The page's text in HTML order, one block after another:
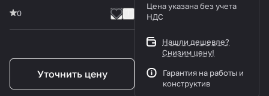
0
Уточнить цену
Цена указана без учета
НДС
Нашли дешевле?
Снизим цену!
Гарантия на работы и
конструктив